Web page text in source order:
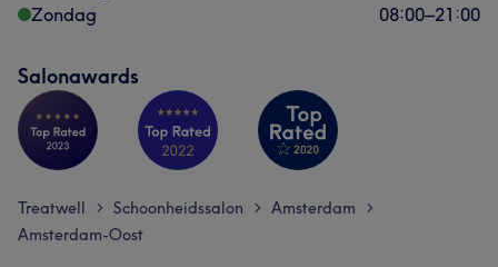
Zondag
08:00–21:00
Salonawards
Treatwell > Schoonheidssalon > Amsterdam >
Amsterdam-Oost